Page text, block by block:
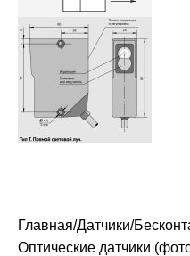
Главная Датчики
Оптические датчики